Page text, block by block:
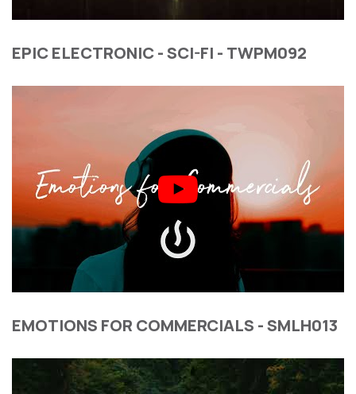
EPIC ELECTRONIC - SCI-FI - TWPM092
EMOTIONS FOR COMMERCIALS - SMLH013